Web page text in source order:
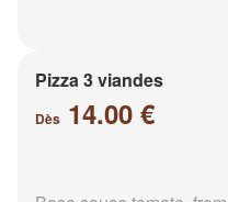
Pizza 3 viandes
Dès 14.00 €